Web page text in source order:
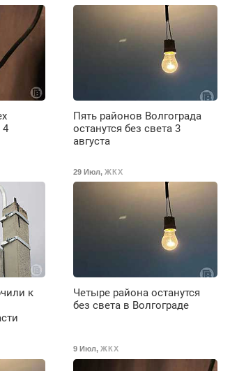
–
до 40%.
со стажем.
Вызов бесплатный.
4
Пять районов Волгограда
останутся без света 3
августа
к
29 Июл, ЖКХ
Четыре района останутся
без света в Волгограде
9 Июл, ЖКХ